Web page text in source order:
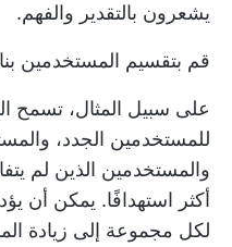
يشعرون بالتقدير والفهم.
قم بتقسيم المستخدمين
على سبيل المثال، تسمح
للمستخدمين الجدد،
والمستخدمين الذين لم
أكثر استهدافًا. يمكن أن
لكل مجموعة إلى زيادة